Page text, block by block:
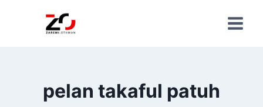
pelan takaful patuh